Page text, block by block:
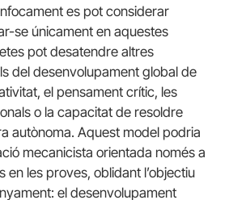
es pot considerar
se únicament en aquestes
pot desatendre altres
del desenvolupament global de
el pensament crític, les
o la capacitat de resoldre
autònoma. Aquest model podria
mecanicista orientada només a
en les proves, oblidant l’objectiu
el desenvolupament